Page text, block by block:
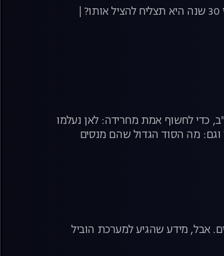
תעלומת היתומים היהודים בדרך לפתרון. מה קרה לאח של לנה בבית היתומים? והאם אחרי 30 שנה היא תצליח להציל אותו? |
כדי לחשוף אמת מחרידה: לאן נעלמו
מה הסוד הגדול שהם מנסים
אבל, מידע שהגיע למערכת הוביל